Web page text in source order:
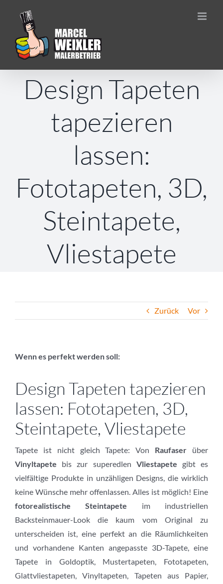
springen
Design Tapeten
tapezieren
lassen:
Fototapeten, 3D,
Steintapete,
Vliestapete
Zurück Vor
Wenn es perfekt werden soll:
Design Tapeten tapezieren
lassen: Fototapeten, 3D,
Steintapete, Vliestapete
Tapete ist nicht gleich Tapete: Von Raufaser über
Vinyltapete bis zur superedlen Vliestapete gibt es
vielfältige Produkte in unzähligen Designs, die wirklich
keine Wünsche mehr offenlassen. Alles ist möglich! Eine
fotorealistische Steintapete im industriellen
Backsteinmauer-Look die kaum vom Original zu
unterscheiden ist, eine perfekt an die Räumlichkeiten
und vorhandene Kanten angepasste 3D-Tapete, eine
Tapete in Goldoptik, Mustertapeten, Fototapeten,
Glattvliestapeten, Vinyltapeten, Tapeten aus Papier,